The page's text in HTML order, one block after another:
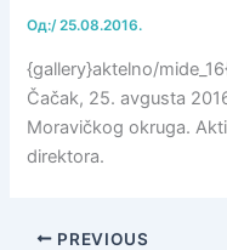
Од:/25.08.2016.
{gallery}aktelno/
Čačak, 25. avgusta
Moravičkog okruga.
direktora.
PREVIOUS